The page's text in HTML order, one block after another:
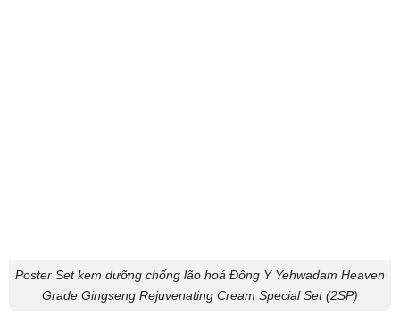
Poster Set kem dưỡng chống lão hoá Đông Y Yehwadam Heaven
Grade Gingseng Rejuvenating Cream Special Set (2SP)